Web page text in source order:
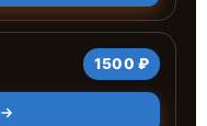
1500 ₽